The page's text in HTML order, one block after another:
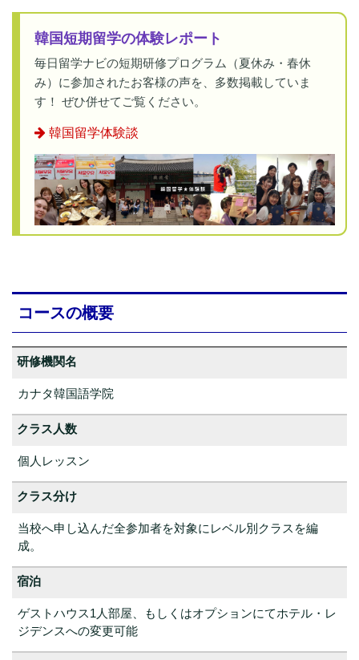
韓国短期留学の体験レポート
毎日留学ナビの短期研修プログラム（夏休み・春休
み）に参加されたお客様の声を、多数掲載していま
す！ ぜひ併せてご覧ください。
韓国留学体験談
コースの概要
研修機関名
カナタ韓国語学院
クラス人数
個人レッスン
クラス分け
当校へ申し込んだ全参加者を対象にレベル別クラスを編
成。
宿泊
ゲストハウス1人部屋、もしくはオプションにてホテル・レ
ジデンスへの変更可能